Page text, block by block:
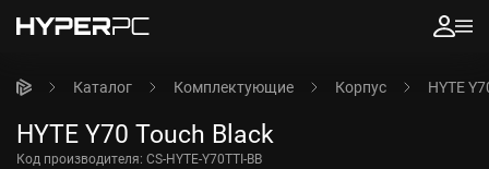
Каталог Комплектующие Корпус HYTE
HYTE Y70 Touch Black
Код производителя: CS-HYTE-Y70TTI-BB